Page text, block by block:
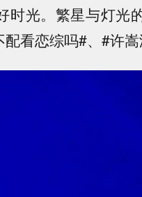
时光。繁星与灯光
看恋综吗#、#许